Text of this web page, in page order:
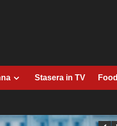
Stasera in TV Food